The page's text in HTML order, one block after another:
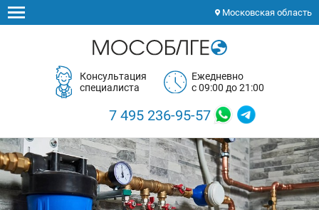
Московская область
Консультация
специалиста
Ежедневно
с 09:00 до 21:00
7 495 236-95-57